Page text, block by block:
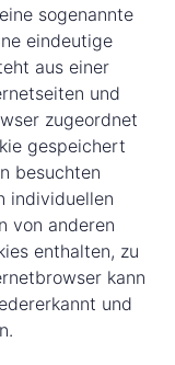
sogenannte
eindeutige
aus einer
und
zugeordnet
gespeichert
besuchten
individuellen
von anderen
enthalten, zu
kann
und